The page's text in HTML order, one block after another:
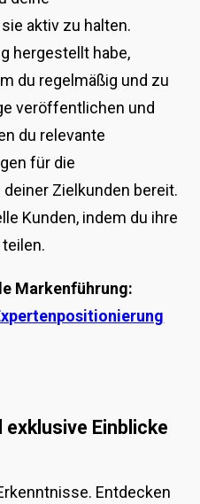
aktiv zu halten.
hergestellt habe,
du regelmäßig und zu
veröffentlichen und
du relevante
für die
Zielkunden bereit.
Kunden, indem du ihre
Markenführung:
exklusive Einblicke
Entdecken